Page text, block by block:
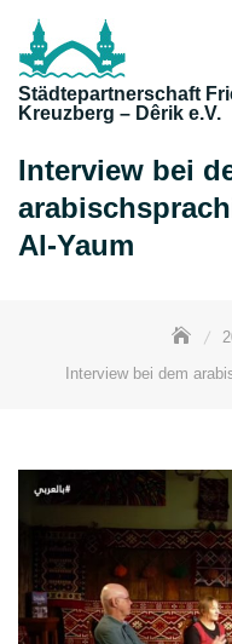
content
Städtepartnerschaft
Kreuzberg – Dêrik e.V.
Interview bei
Al-Yaum
Interview bei dem